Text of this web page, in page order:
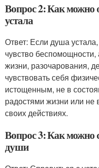
Вопрос 2: Как можно
устала
Ответ: Если душа
чувство беспомощности,
жизни, разочарования,
чувствовать себя
истощенным, не в
радостями жизни или не
своих действиях.
Вопрос 3: Как можно
души